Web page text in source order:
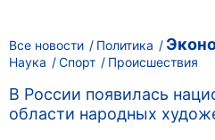
Все новости Политика
Наука
Спорт Происшествия
В России появилась
области народных